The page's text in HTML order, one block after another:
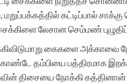
மறுப்பக்கத்தில் கட்டிப்பால்
லேசான செம்மண்
கைகளை அக்காவை
தம்பியை பத்திரமாக
திசையை நோக்கி